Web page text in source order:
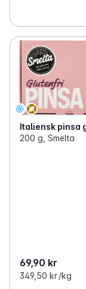
Italiensk pinsa
200 g, Smelta
69,90 kr
349,50 kr /kg